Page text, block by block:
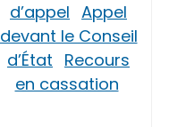
d’appel Appel
devant le Conseil
d’État Recours
en cassation